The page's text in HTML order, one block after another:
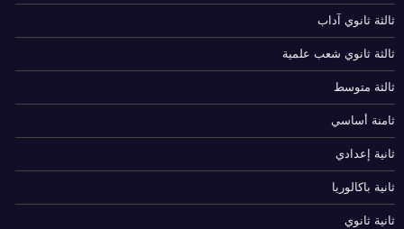
ثالثة ثانوي آداب
ثالثة ثانوي شعب علمية
ثالثة متوسط
ثامنة أساسي
ثانية إعدادي
ثانية باكالوريا
ثانية ثانوي